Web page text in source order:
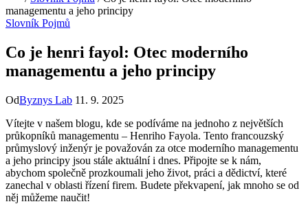
managementu a jeho principy
Slovník Pojmů
Co je henri fayol: Otec moderního
managementu a jeho principy
OdByznys Lab 11. 9. 2025
Vítejte v našem blogu, kde se podíváme na jednoho z největších
průkopníků managementu – Henriho Fayola. Tento francouzský
průmyslový inženýr je považován za otce moderního managementu
a jeho principy jsou stále aktuální i dnes. Připojte se k nám,
abychom společně prozkoumali jeho život, práci a dědictví, které
zanechal v oblasti řízení firem. Budete překvapení, jak mnoho se od
něj můžeme naučit!